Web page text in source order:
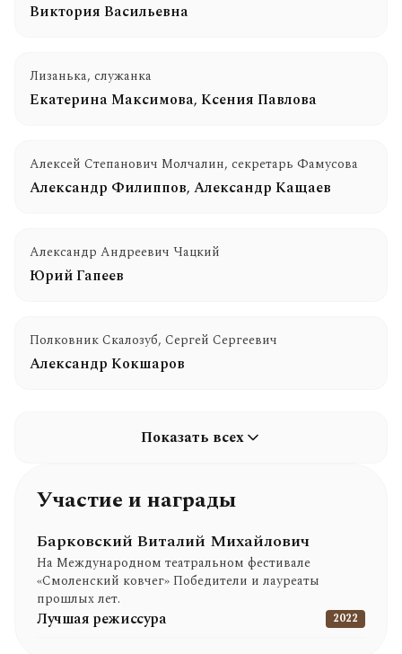
Виктория Васильевна
Лизанька, служанка
Екатерина Максимова, Ксения Павлова
Алексей Степанович Молчалин, секретарь Фамусова
Александр Филиппов, Александр Кащаев
Александр Андреевич Чацкий
Юрий Гапеев
Полковник Скалозуб, Сергей Сергеевич
Александр Кокшаров
Показать всех
Участие и награды
Барковский Виталий Михайлович
На Международном театральном фестивале
«Смоленский ковчег» Победители и лауреаты
прошлых лет.
Лучшая режиссура 2022